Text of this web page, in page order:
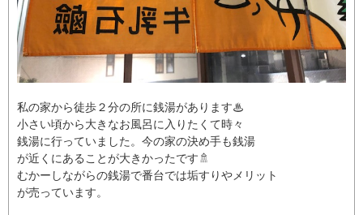
私の家から徒歩２分の所に銭湯があります♨
小さい頃から大きなお風呂に入りたくて時々
銭湯に行っていました。今の家の決め手も銭湯
が近くにあることが大きかったです🚿
むかーしながらの銭湯で番台では垢すりやメリット
が売っています。